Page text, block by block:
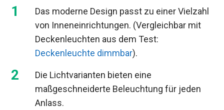
Das moderne Design passt zu einer Vielzahl
von Inneneinrichtungen. (Vergleichbar mit
Deckenleuchten aus dem Test:
Deckenleuchte dimmbar).
Die Lichtvarianten bieten eine
maßgeschneiderte Beleuchtung für jeden
Anlass.